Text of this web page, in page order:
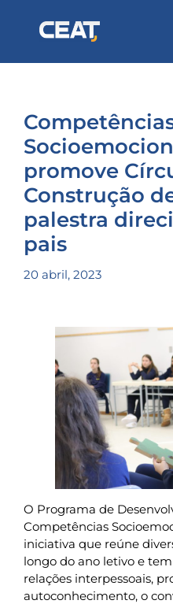
promove
Construção
palestra
pais
20 abril, 2023
O Programa de
Competências
iniciativa que reúne
longo do ano letivo e
relações interpessoais,
autoconhecimento, o